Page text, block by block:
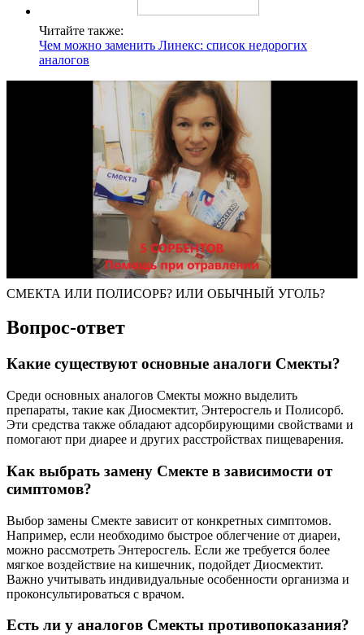
Читайте также:
Чем можно заменить Линекс: список недорогих
аналогов
СМЕКТА ИЛИ ПОЛИСОРБ? ИЛИ ОБЫЧНЫЙ УГОЛЬ?
Вопрос-ответ
Какие существуют основные аналоги Смекты?
Среди основных аналогов Смекты можно выделить
препараты, такие как Диосмектит, Энтеросгель и Полисорб.
Эти средства также обладают адсорбирующими свойствами и
помогают при диарее и других расстройствах пищеварения.
Как выбрать замену Смекте в зависимости от
симптомов?
Выбор замены Смекте зависит от конкретных симптомов.
Например, если необходимо быстрое облегчение от диареи,
можно рассмотреть Энтеросгель. Если же требуется более
мягкое воздействие на кишечник, подойдет Диосмектит.
Важно учитывать индивидуальные особенности организма и
проконсультироваться с врачом.
Есть ли у аналогов Смекты противопоказания?